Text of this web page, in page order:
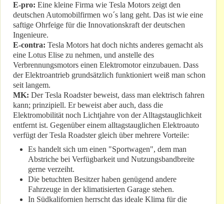
E-pro: Eine kleine Firma wie Tesla Motors zeigt den
deutschen Automobilfirmen wo´s lang geht. Das ist wie eine
saftige Ohrfeige für die Innovationskraft der deutschen
Ingenieure.
E-contra: Tesla Motors hat doch nichts anderes gemacht als
eine Lotus Elise zu nehmen, und anstelle des
Verbrennungsmotors einen Elektromotor einzubauen. Dass
der Elektroantrieb grundsätzlich funktioniert weiß man schon
seit langem.
MK: Der Tesla Roadster beweist, dass man elektrisch fahren
kann; prinzipiell. Er beweist aber auch, dass die
Elektromobilität noch Lichtjahre von der Alltagstauglichkeit
entfernt ist. Gegenüber einem alltagstauglichen Elektroauto
verfügt der Tesla Roadster gleich über mehrere Vorteile:
Es handelt sich um einen "Sportwagen", dem man
Abstriche bei Verfügbarkeit und Nutzungsbandbreite
gerne verzeiht.
Die betuchten Besitzer haben genügend andere
Fahrzeuge in der klimatisierten Garage stehen.
In Südkalifornien herrscht das ideale Klima für die